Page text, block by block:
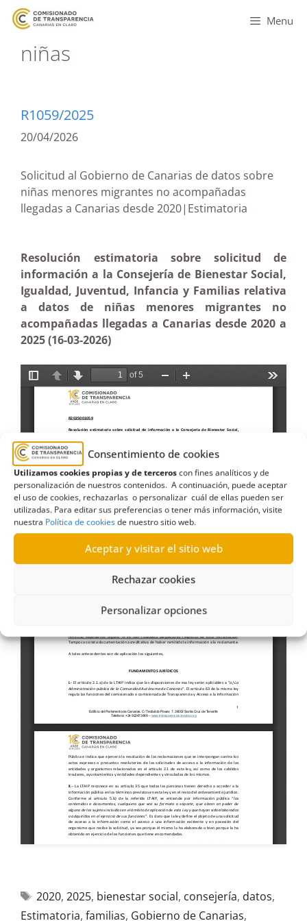
Consentimiento de cookies
Utilizamos cookies propias y de terceroscon fines analíticos y de
personalización de nuestros contenidos. A continuación, puede aceptar
el uso de cookies, rechazarlas o personalizar cuál de ellas pueden ser
utilizadas. Para editar sus preferencias o tener más información, visite
nuestra Política de cookiesde nuestro sitio web.
Aceptar y visitar el sitio web
Rechazar cookies
Personalizar opciones
Menu
niñas
R1059/2025
20/04/2026
Solicitud al Gobierno de Canarias de datos sobre
niñas menores migrantes no acompañadas
llegadas a Canarias desde 2020|Estimatoria
Resolución estimatoria sobre solicitud de
información a la Consejería de Bienestar Social,
Igualdad, Juventud, Infancia y Familias relativa
a datos de niñas menores migrantes no
acompañadas llegadas a Canarias desde 2020 a
2025 (16-03-2026)
2020, 2025, bienestar social, consejería, datos,
Estimatoria, familias, Gobierno de Canarias,